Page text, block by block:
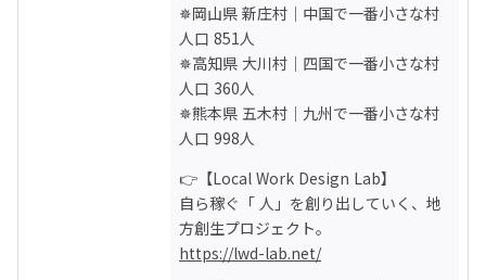
✪西本 浩史（にしもと・ひろふみ）
一社）岡山県地域おこし協力隊ネット
ワーク- OEN 理事｜ひきこもり支援プ
ロジェクト会議 副会長｜個人事業主
➤真庭市協力隊 卒業間近。北海道から
Uターン。塾講師→スーパーの店員→広
特別支援学校寄宿舎指導員を経て、真
庭市地域おこし協力隊に着任。協力隊
のメインの活動は福祉。福祉の活動を
メインに、空き家の改修やイベント、
✵岡山県 新庄村｜中国で一番小さな村
人口 851人
✵高知県 大川村｜四国で一番小さな村
人口 360人
✵熊本県 五木村｜九州で一番小さな村
人口 998人
👉【Local Work Design Lab】
自ら稼ぐ「 人」を創り出していく、地
https://lwd-lab.net/